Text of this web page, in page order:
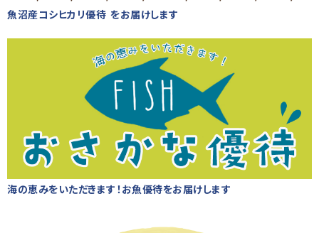
魚沼産コシヒカリ優待 をお届けします
海の恵みをいただきます！お魚優待をお届けします